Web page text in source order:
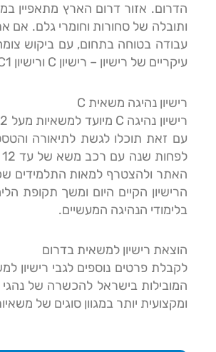
הדרום. אזור דרום הארץ מתאפיין
עיקריים של רישיון – רישיון C ורישיון 1
רישיון נהיגה משאית C
רישיון נהיגה C מיועד למשאיות מעל 12 טון. תכני הלימוד העיוני זהים לגמרי לתכני הלימוד לרישיון 1
הרישיון הקיים היום ומשך תקופת
בלימודי הנהיגה המעשיים.
הוצאת רישיון למשאית בדרום
לקבלת פרטים נוספים לגבי
המובילות בישראל להכשרה של
ומקצועית יותר במגוון סוגים של